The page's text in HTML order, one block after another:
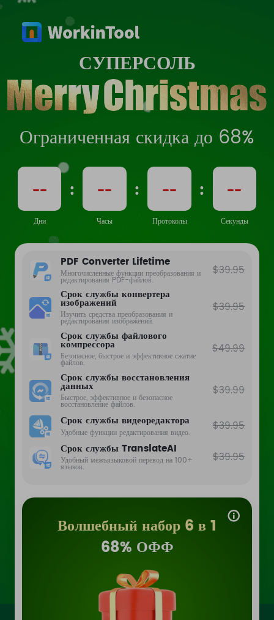
СУПЕРСОЛЬ
Ограниченная скидка до 68%
--
Дни
: --
Часы
: --
Протоколы
: --
Секунды
PDF Converter Lifetime
Многочисленные функции преобразования и
редактирования PDF-файлов.
$39.95
Срок службы конвертера
изображений
Изучить средства преобразования и
редактирования изображений.
$39.95
Срок службы файлового
компрессора
Безопасное, быстрое и эффективное сжатие
файлов.
$49.99
Срок службы восстановления
данных
Быстрое, эффективное и безопасное
восстановление файлов.
$39.99
Срок службы видеоредактора
Удобные функции редактирования видео.
$39.95
Срок службы TranslateAI
Удобный межъязыковой перевод на 100+
языков.
$39.95
Волшебный набор 6 в 1
68% ОФФ